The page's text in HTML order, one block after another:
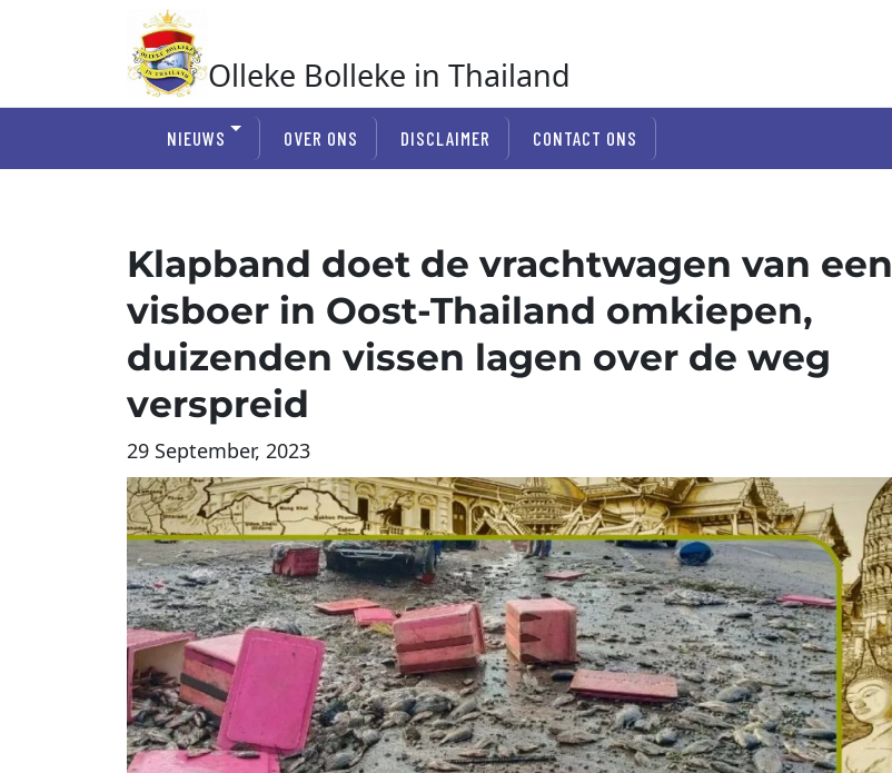
Olleke Bolleke in Thailand
NIEUWS OVER ONS DISCLAIMER CONTACT ONS
Klapband doet de vrachtwagen van een
visboer in Oost-Thailand omkiepen,
duizenden vissen lagen over de weg
verspreid
29 September, 2023